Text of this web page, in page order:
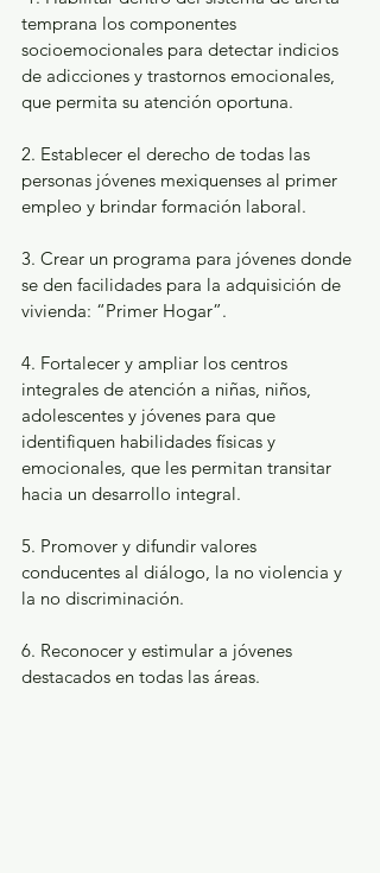
temprana los componentes
socioemocionales para detectar indicios
de adicciones y trastornos emocionales,
que permita su atención oportuna.
2. Establecer el derecho de todas las
personas jóvenes mexiquenses al primer
empleo y brindar formación laboral.
3. Crear un programa para jóvenes donde
se den facilidades para la adquisición de
vivienda: “Primer Hogar”.
4. Fortalecer y ampliar los centros
integrales de atención a niñas, niños,
adolescentes y jóvenes para que
identifiquen habilidades físicas y
emocionales, que les permitan transitar
hacia un desarrollo integral.
5. Promover y difundir valores
conducentes al diálogo, la no violencia y
la no discriminación.
6. Reconocer y estimular a jóvenes
destacados en todas las áreas.